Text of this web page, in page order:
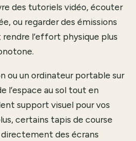
des tutoriels vidéo, écouter
ou regarder des émissions
l’effort physique plus
ou un ordinateur portable sur
l’espace au sol tout en
support visuel pour vos
certains tapis de course
des écrans